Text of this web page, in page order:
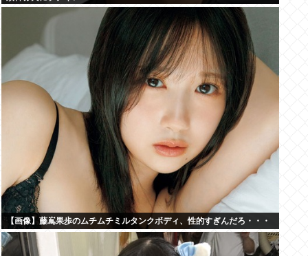
【画像】藤嶌果歩のムチムチミルタンクボディ、性的すぎんだろ・・・